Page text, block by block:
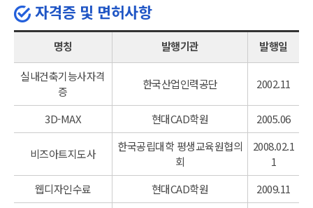
자격증 및 면허사항
명칭 발행기관 발행일
실내건축기능사자격
증
한국산업인력공단 2002.11
3D-MAX 현대CAD학원 2005.06
비즈아트지도사
한국공립대학 평생교육원협의
회
2008.02.1
1
웹디자인수료
현대CAD학원
2009.11